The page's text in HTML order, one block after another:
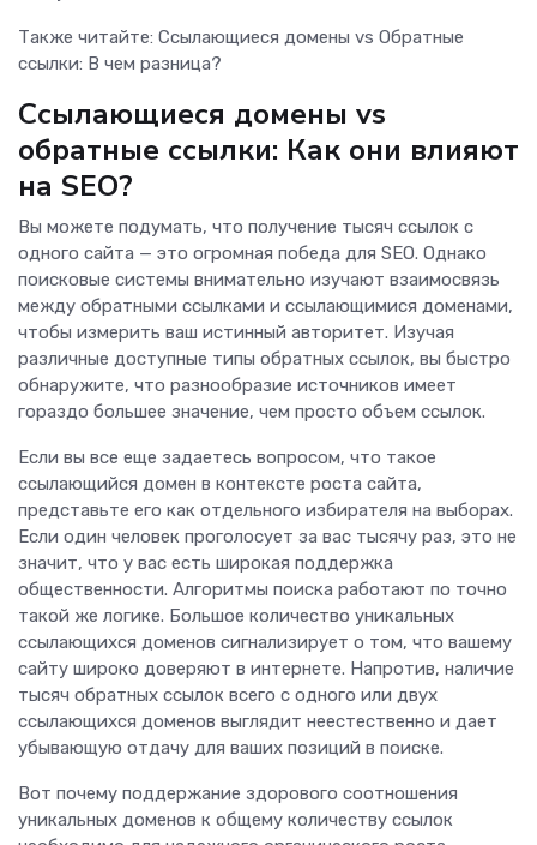
Также читайте: Ссылающиеся домены vs Обратные
ссылки: В чем разница?
Ссылающиеся домены vs
обратные ссылки: Как они влияют
на SEO?
Вы можете подумать, что получение тысяч ссылок с
одного сайта — это огромная победа для SEO. Однако
поисковые системы внимательно изучают взаимосвязь
между обратными ссылками и ссылающимися доменами,
чтобы измерить ваш истинный авторитет. Изучая
различные доступные типы обратных ссылок, вы быстро
обнаружите, что разнообразие источников имеет
гораздо большее значение, чем просто объем ссылок.
Если вы все еще задаетесь вопросом, что такое
ссылающийся домен в контексте роста сайта,
представьте его как отдельного избирателя на выборах.
Если один человек проголосует за вас тысячу раз, это не
значит, что у вас есть широкая поддержка
общественности. Алгоритмы поиска работают по точно
такой же логике. Большое количество уникальных
ссылающихся доменов сигнализирует о том, что вашему
сайту широко доверяют в интернете. Напротив, наличие
тысяч обратных ссылок всего с одного или двух
ссылающихся доменов выглядит неестественно и дает
убывающую отдачу для ваших позиций в поиске.
Вот почему поддержание здорового соотношения
уникальных доменов к общему количеству ссылок